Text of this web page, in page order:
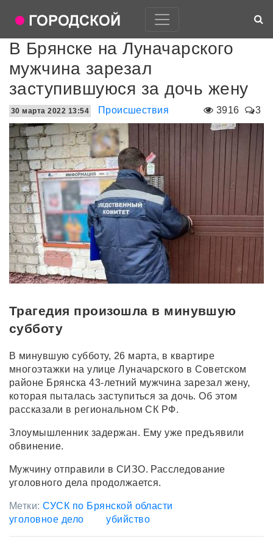
В Брянске на Луначарского
мужчина зарезал
заступившуюся за дочь жену
3916 3
30 марта 2022 13:54 Происшествия
Трагедия произошла в минувшую
субботу
В минувшую субботу, 26 марта, в квартире
многоэтажки на улице Луначарского в Советском
районе Брянска 43-летний мужчина зарезал жену,
которая пыталась заступиться за дочь. Об этом
рассказали в региональном СК РФ.
Злоумышленник задержан. Ему уже предъявили
обвинение.
Мужчину отправили в СИЗО. Расследование
уголовного дела продолжается.
Метки:СУСК по Брянской области
уголовное дело
убийство